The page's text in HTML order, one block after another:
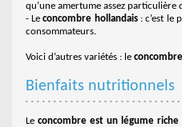
qu’une amertume assez particulière
- Leconcombre hollandais: c’est le
consommateurs.
Voici d’autres variétés : le
Bienfaits nutritionnels
Le concombre est un légume riche